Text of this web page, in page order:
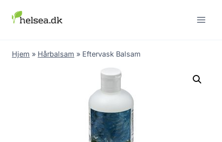
Hjem » Hårbalsam » Eftervask Balsam